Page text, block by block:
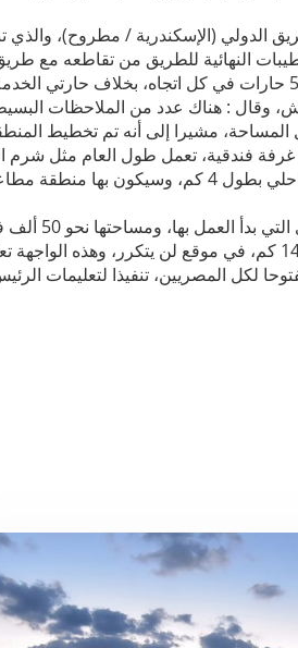
الدولي (الإسكندرية / مطروح)، والذي
النهائية للطريق من تقاطعه مع
وقال : هناك عدد من الملاحظات
المساحة، مشيرا إلى أنه تم تخطيط
منطقة سياحية عالمية، وستوفر نحو 25 ألف غرفة فندقية، تعمل طول
ستبدأ قريبا في تنفذ المشروعات بأول جزء من الشريط الساحلي بطول 4 كم،
تجدر الإشارة إلى أن العلمين
على البحر المتوسط بواجهة متميزة، لمسافة تمتد لأكثر من 14 كم، في موقع لن يتكرر،
لكل المصريين، تنفيذا لتعليمات